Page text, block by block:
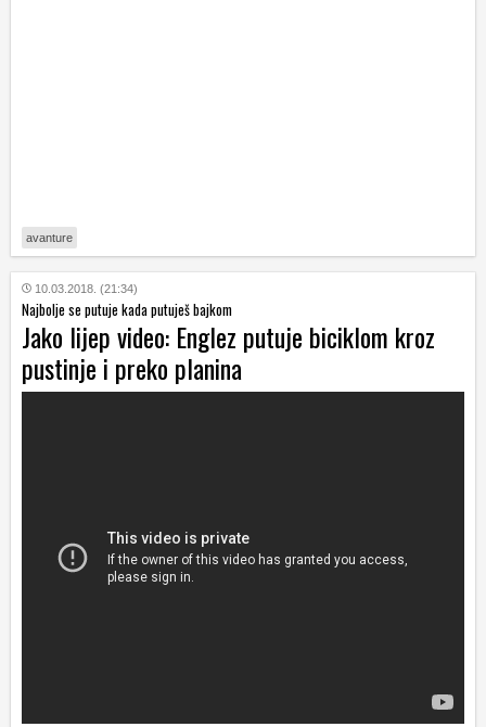
avanture
10.03.2018. (21:34)
Najbolje se putuje kada putuješ bajkom
Jako lijep video: Englez putuje biciklom kroz
pustinje i preko planina